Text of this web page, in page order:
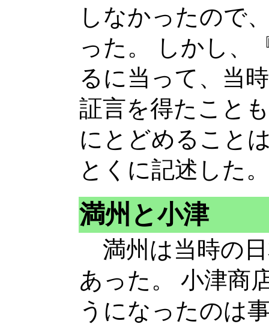
しなかったので
った。 しかし、
るに当って、当
証言を得たこと
にとどめること
とくに記述した。
満州と小津
満州は当時の
あった。 小津商
うになったのは